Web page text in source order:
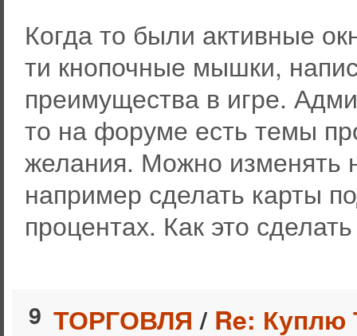
Когда то были активные
ти кнопочные мышки,
преимущества в игре.
то на форуме есть темы
желания. Можно изменять
например сделать карты
процентах. Как это
9 ТОРГОВЛЯ / Re: Куплю